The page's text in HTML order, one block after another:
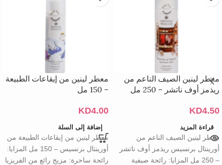
معطر لينين الصيف الناعم من
ريذمز أوف ناتشر – 250 مل
KD4.50
قراءة المزيد
معطر لينين الصيف الناعم من
أورينتال برنسيس ريذمز أوف ناتشر
– 250 مل المزايا: رائحة صيفية
معطر لينين من إيقاعات الطبيعة
– 150 مل
KD4.00
إضافة إلى السلة
معطر لينين من إيقاعات الطبيعة من
أورينتال برنسيس – 150 مل المزايا:
رائحة ساحرة: مزيج رائع من الفريزيا